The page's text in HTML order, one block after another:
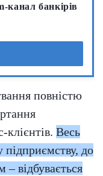
канал банкірів
повністю
клієнтів. Весь
підприємству, до
– відбувається